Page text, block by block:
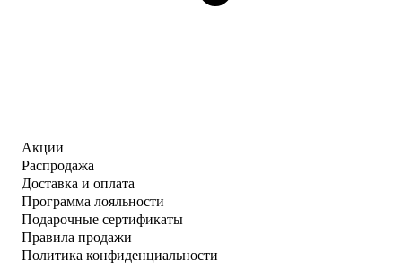
Акции
Распродажа
Доставка и оплата
Программа лояльности
Подарочные сертификаты
Правила продажи
Политика конфиденциальности